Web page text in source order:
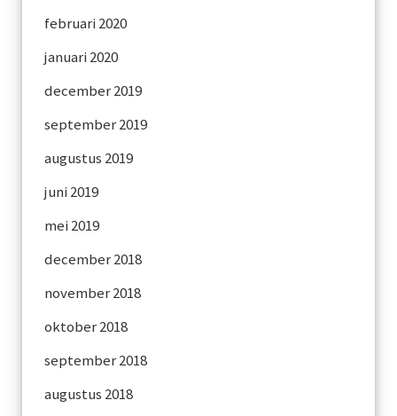
februari 2020
januari 2020
december 2019
september 2019
augustus 2019
juni 2019
mei 2019
december 2018
november 2018
oktober 2018
september 2018
augustus 2018